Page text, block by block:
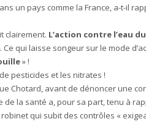
un pays comme la France, a-t-il
clairement. L’action contre l’eau
Ce qui laisse songeur sur le mode
» !
pesticides et les nitrates !
Chotard, avant de dénoncer une
la santé a, pour sa part, tenu à
qui subit des contrôles «